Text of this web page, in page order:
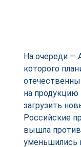
На очереди —
которого
на продукцию
загрузить
Российские
вышла
уменьшились